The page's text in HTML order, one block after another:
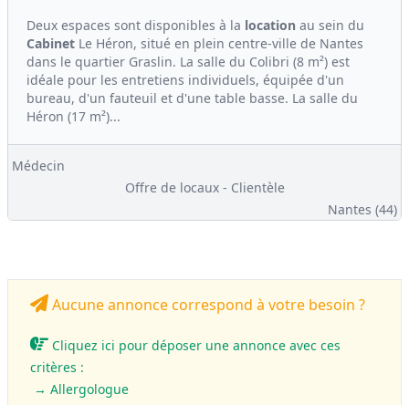
Deux espaces sont disponibles à la location au sein du
Cabinet Le Héron, situé en plein centre-ville de Nantes
dans le quartier Graslin. La salle du Colibri (8 m²) est
idéale pour les entretiens individuels, équipée d'un
bureau, d'un fauteuil et d'une table basse. La salle du
Héron (17 m²)...
Médecin
Offre de locaux - Clientèle
Nantes (44)
Aucune annonce correspond à votre besoin ?
Cliquez ici pour déposer une annonce avec ces
critères :
→ Allergologue